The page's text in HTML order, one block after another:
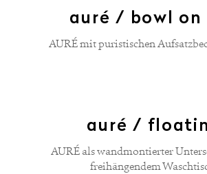
auré / bowl on
AURÉ mit puristischen
auré /
AURÉ als wandmontierter
freihängendem